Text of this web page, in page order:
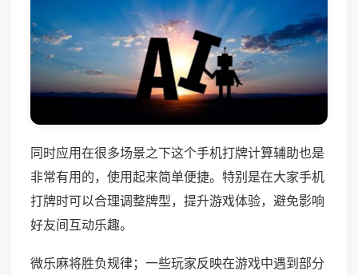
同时应用在很多场景之下这个手机打牌计算辅助也是
非常有用的，使用起来简单便捷。特别是在大家手机
打牌时可以合理调整牌型，提升游戏体验，避免影响
好友间互动乐趣。
微乐麻将胜负规律；一些玩家反映在游戏中遇到部分